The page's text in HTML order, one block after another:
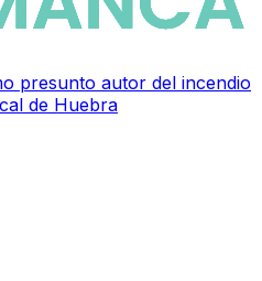
presunto autor del incendio
de Huebra